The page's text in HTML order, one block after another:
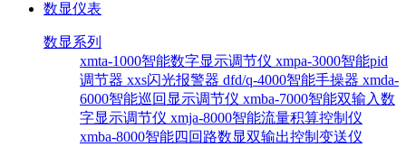
数显仪表
数显系列
xmta-1000智能数字显示调节仪 xmpa-3000智能pid
调节器 xxs闪光报警器 dfd/q-4000智能手操器 xmda-
6000智能巡回显示调节仪 xmba-7000智能双输入数
字显示调节仪 xmja-8000智能流量积算控制仪
xmba-8000智能四回路数显双输出控制变送仪